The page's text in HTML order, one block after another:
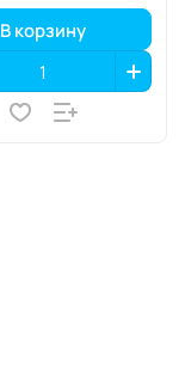
В корзину